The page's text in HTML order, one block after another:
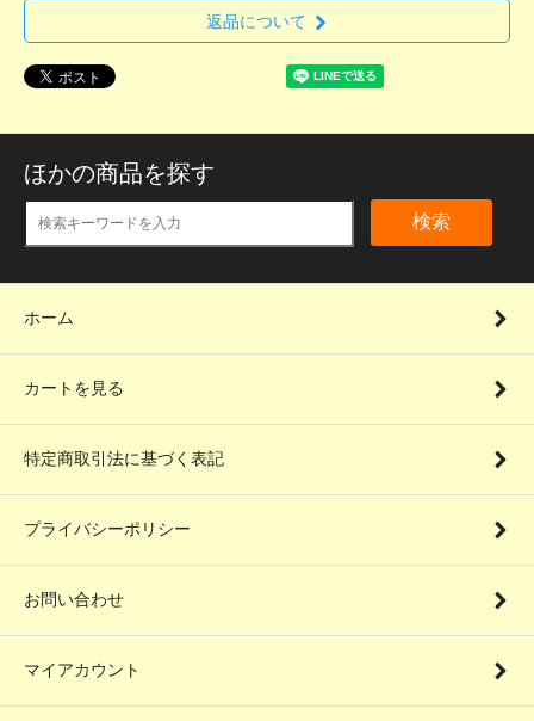
返品について
ほかの商品を探す
検索
ホーム
カートを見る
特定商取引法に基づく表記
プライバシーポリシー
お問い合わせ
マイアカウント